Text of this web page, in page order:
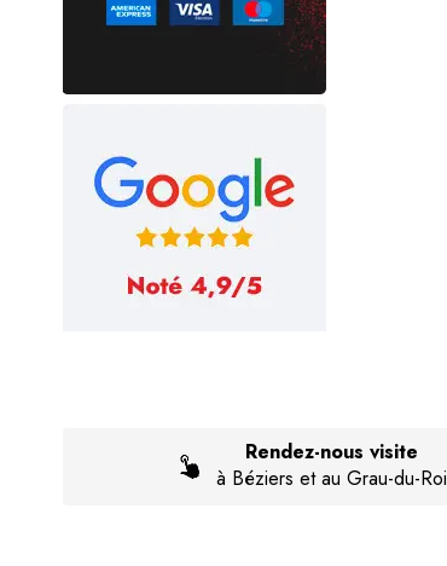
Cabochard
Classic Wanted
Cloud 9
Clouds of Icarus
Cueillette De Louise
Dinner Lady
Rendez-nous visite
à Béziers et au Grau-du-Roi